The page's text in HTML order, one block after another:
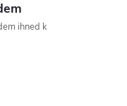
ihned k